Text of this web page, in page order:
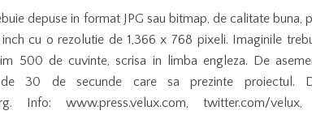
depuse in format JPG sau bitmap, de calitate buna,
cu o rezolutie de 1,366 x 768 pixeli. Imaginile
500 de cuvinte, scrisa in limba engleza. De
30 de secunde care sa prezinte proiectul.
Info: www.press.velux.com, twitter.com/